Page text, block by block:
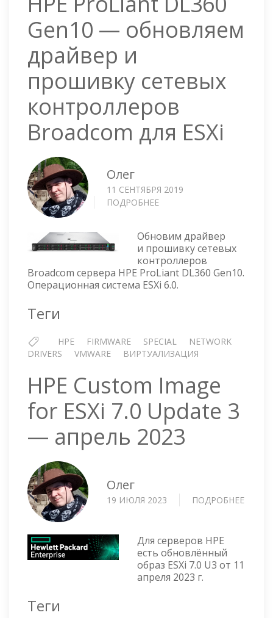
Gen10 — обновляем
драйвер и
прошивку сетевых
контроллеров
Broadcom для ESXi
Олег
11 СЕНТЯБРЯ 2019
ПОДРОБНЕЕ
DL360
GEN10
—
ОБНОВЛЯЕМ
ДРАЙВЕР
КОНТРОЛЛЕРОВ
BROADCOM
ESXI
Обновим драйвер
и прошивку сетевых
контроллеров
Broadcom сервера HPE ProLiant DL360 Gen10.
Операционная система ESXi 6.0.
Теги
HPE FIRMWARE SPECIAL
NETWORK
DRIVERS
VMWARE ВИРТУАЛИЗАЦИЯ
HPE Custom Image
for ESXi 7.0 Update 3
— апрель 2023
Олег
19 ИЮЛЯ 2023 ПОДРОБНЕЕ
Для серверов HPE
есть обновлённый
образ ESXi 7.0 U3 от 11
апреля 2023 г.
Теги